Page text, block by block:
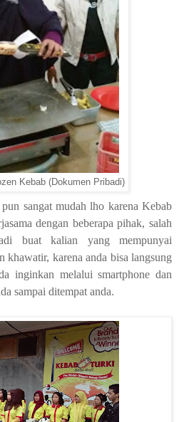
Kebab (Dokumen Pribadi)
sangat mudah lho karena Kebab
dengan beberapa pihak, salah
buat kalian yang mempunyai
khawatir, karena anda bisa langsung
inginkan melalui smartphone dan
sampai ditempat anda.